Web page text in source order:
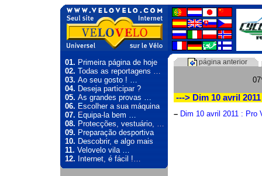
01.Primeira página de hoje
02.Todas as reportagens …
03.Ao seu gosto ! …
04.Deseja participar ?
05.As grandes provas …
06.Escolher a sua máquina
07.Equipa-la bem …
08.Protecções, vestuário, …
09.Preparação desportiva
10.Descobrir, e algo mais
11.Velovelo vila …
12.Internet, é fácil !…
página anterior
---> Dim 10 avril
– Dim 10 avril 2011 : Pro